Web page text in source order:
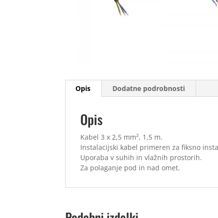
Opis Dodatne podrobnosti
Opis
Kabel 3 x 2,5 mm², 1,5 m.
Instalacijski kabel primeren za fiksno
Uporaba v suhih in vlažnih prostorih.
Za polaganje pod in nad omet.